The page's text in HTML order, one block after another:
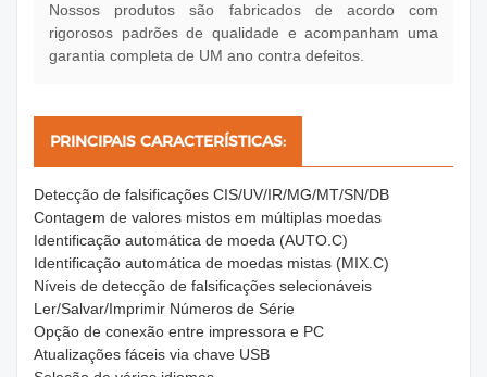
Nossos produtos são fabricados de acordo com
rigorosos padrões de qualidade e acompanham uma
garantia completa de UM ano contra defeitos.
PRINCIPAIS CARACTERÍSTICAS:
Detecção de falsificações CIS/UV/IR/MG/MT/SN/DB
Contagem de valores mistos em múltiplas moedas
Identificação automática de moeda (AUTO.C)
Identificação automática de moedas mistas (MIX.C)
Níveis de detecção de falsificações selecionáveis
Ler/Salvar/Imprimir Números de Série
Opção de conexão entre impressora e PC
Atualizações fáceis via chave USB